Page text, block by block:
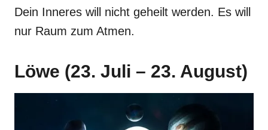
Dein Inneres will nicht geheilt werden. Es will
nur Raum zum Atmen.
Löwe (23. Juli – 23. August)